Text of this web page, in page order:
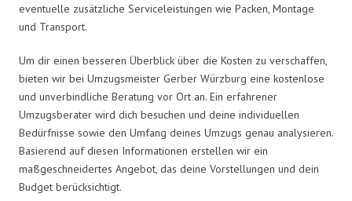
eventuelle zusätzliche Serviceleistungen wie Packen, Montage
und Transport.
Um dir einen besseren Überblick über die Kosten zu verschaffen,
bieten wir bei Umzugsmeister Gerber Würzburg eine kostenlose
und unverbindliche Beratung vor Ort an. Ein erfahrener
Umzugsberater wird dich besuchen und deine individuellen
Bedürfnisse sowie den Umfang deines Umzugs genau analysieren.
Basierend auf diesen Informationen erstellen wir ein
maßgeschneidertes Angebot, das deine Vorstellungen und dein
Budget berücksichtigt.